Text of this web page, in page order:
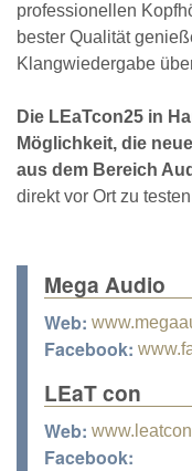
professionellen
bester Qualität
Klangwiedergabe
Die LEaTcon25 in
Möglichkeit, die
aus dem Bereich
direkt vor Ort zu
Mega Audio
Web:
Facebook:
LEaT con
Web:
Facebook: